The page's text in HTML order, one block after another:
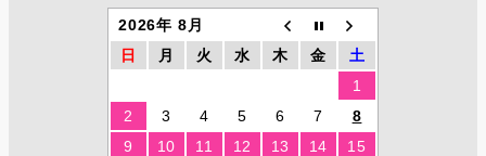
2026年 8月
日
月 火 水 木 金
土
1
2
3 4 5 6 7
8
9
10 11 12 13 14
15